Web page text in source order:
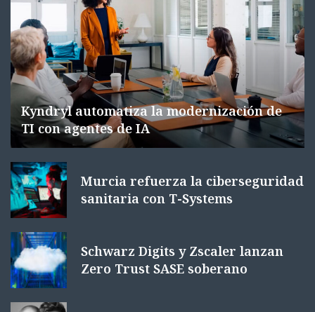
Kyndryl automatiza la modernización de
TI con agentes de IA
Murcia refuerza la ciberseguridad
sanitaria con T-Systems
Schwarz Digits y Zscaler lanzan
Zero Trust SASE soberano